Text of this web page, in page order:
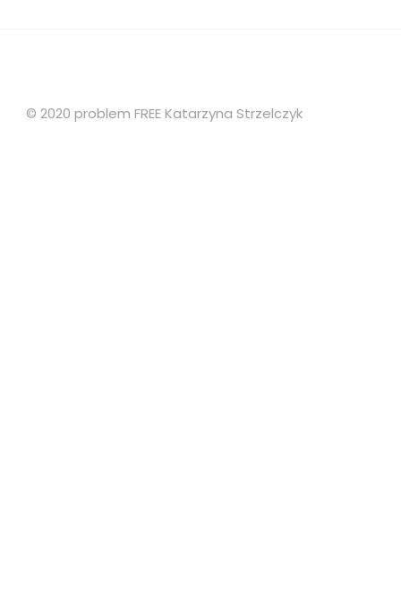
© 2020 problem FREE Katarzyna Strzelczyk